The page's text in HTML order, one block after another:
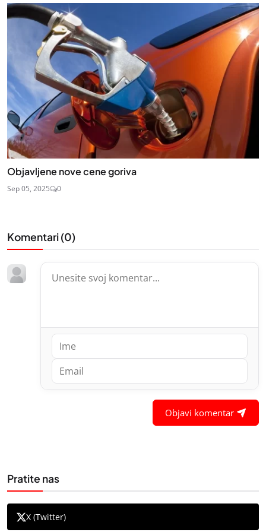
Objavljene nove cene goriva
Sep 05, 2025 0
Komentari (0)
Objavi komentar
Pratite nas
X (Twitter)